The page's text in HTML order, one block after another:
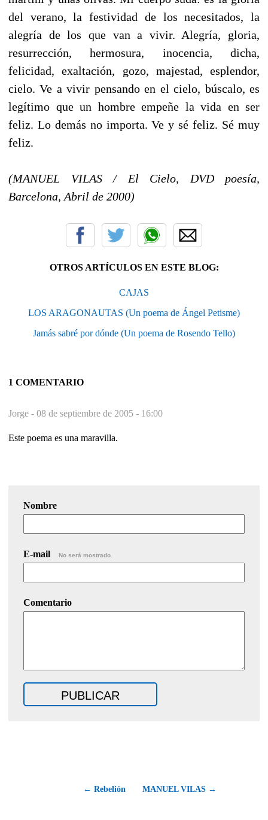
del verano, la festividad de los necesitados, la
alegría de los que van a vivir. Alegría, gloria,
resurrección, hermosura, inocencia, dicha,
felicidad, exaltación, gozo, majestad, esplendor,
cielo. Ve a vivir pensando en el cielo, búscalo, es
legítimo que un hombre empeñe la vida en ser
feliz. Lo demás no importa. Ve y sé feliz. Sé muy
feliz.
(MANUEL VILAS / El Cielo, DVD poesía,
Barcelona, Abril de 2000)
OTROS ARTÍCULOS EN ESTE BLOG:
CAJAS
LOS ARAGONAUTAS (Un poema de Ángel Petisme)
Jamás sabré por dónde (Un poema de Rosendo Tello)
1 COMENTARIO
Jorge - 08 de septiembre de 2005 - 16:00
Este poema es una maravilla.
Nombre
E-mail No será mostrado.
Comentario
← Rebelión MANUEL VILAS →